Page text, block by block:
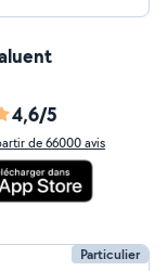
4,6/5
de 66000 avis
Particulier